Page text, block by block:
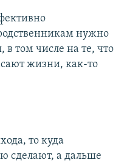
нужно
в том числе на те, что
жизни, как-то
то куда
сделают, а дальше